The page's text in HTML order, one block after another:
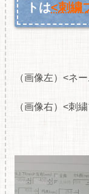
トは<刺繍
（画像左）<ネ
（画像右）<刺